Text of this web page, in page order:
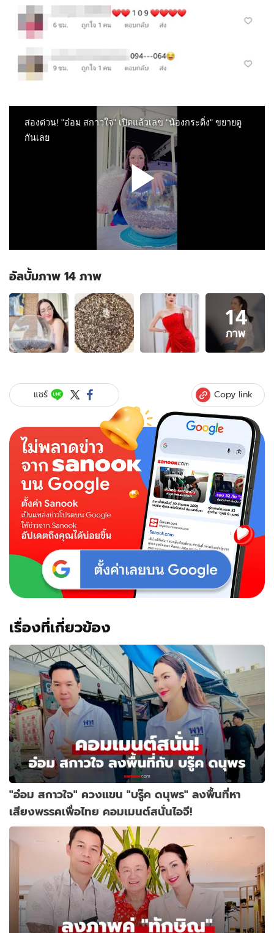
อัลบั้มภาพ 14 ภาพ
อัลบั้ม
ภาพ
14
ภาพ
ของ
"อ๋อม
สกาว
เปิด
แล้ว
เลข
"น้อง
กระดิ่ง"
ขยาย
เลย
14
ภาพ
แชร์ Copy link
เรื่องที่เกี่ยวข้อง
"อ๋อม สกาวใจ" ควงแขน "บรู๊ค ดนุพร" ลงพื้นที่หา
เสียงพรรคเพื่อไทย คอมเมนต์สนั่นไอจี!